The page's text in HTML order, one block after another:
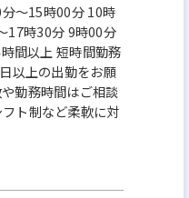
〜15時00分 10時
17時30分 9時00分
間以上 短時間勤務
以上の出勤をお願
勤務時間はご相談
ト制など柔軟に対